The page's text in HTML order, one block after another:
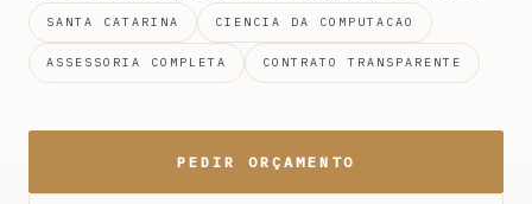
SANTA CATARINA CIENCIA DA COMPUTACAO
ASSESSORIA COMPLETA CONTRATO TRANSPARENTE
PEDIR ORÇAMENTO